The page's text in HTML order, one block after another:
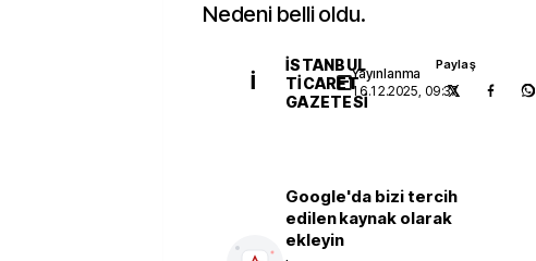
Nedeni belli oldu.
İ
İSTANBUL
TICARET
GAZETESI
Yayınlanma
16.12.2025, 09:37
Paylaş
Google'da bizi tercih
edilen kaynak olarak
ekleyin